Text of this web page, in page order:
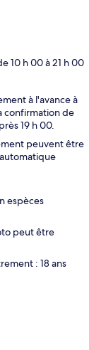
10 h 00 à 21 h 00
à l'avance à
confirmation de
19 h 00.
peuvent être
espèces
peut être
: 18 ans